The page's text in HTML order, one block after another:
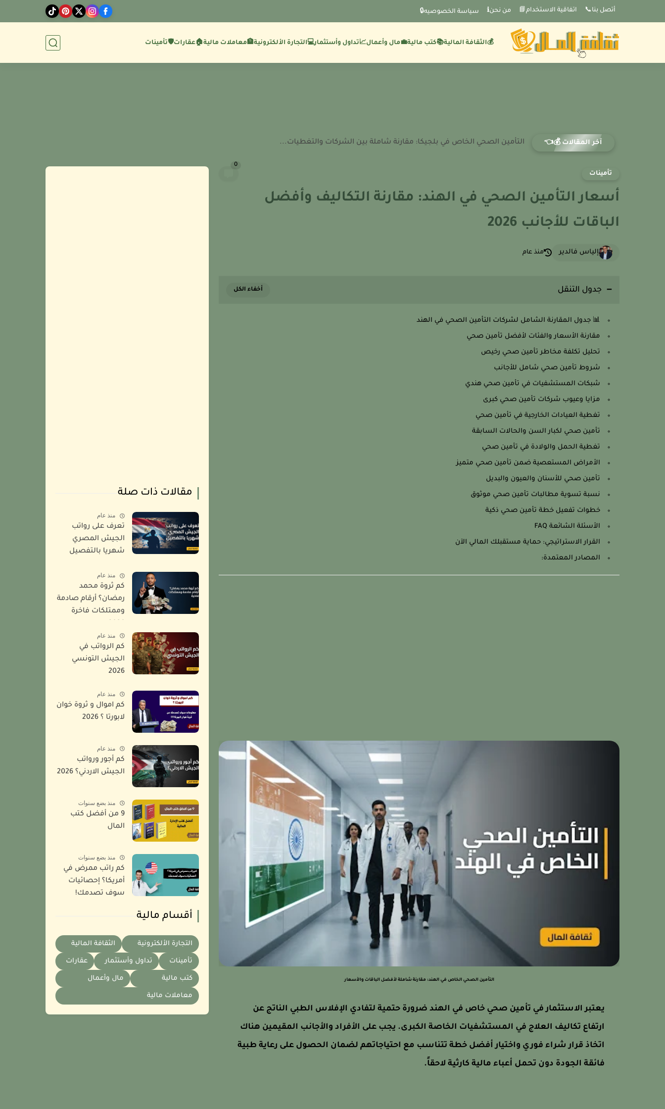
أتصل بنا📞 اتفاقية الاستخدام📘 من نحنℹ️ سياسة الخصوصيه🔒
💰الثقافة المالية📚كتب مالية💼مال وأعمال📈تداول وأستثمار💻التجارة الألكترونية🏦معاملات مالية🏠عقارات🛡️تأمينات
آخر المقالات 💰👈 التأمين الصحي الخاص في بلجيكا: مقارنة شاملة بين الشركات والتغطيات...
تأمينات
0
أسعار التأمين الصحي في الهند: مقارنة التكاليف وأفضل
الباقات للأجانب 2026
إلياس فالدير منذ عام
جدول التنقل
📊 جدول المقارنة الشامل لشركات التأمين الصحي في الهند
مقارنة الأسعار والفئات لأفضل تأمين صحي
تحليل تكلفة مخاطر تأمين صحي رخيص
شروط تأمين صحي شامل للأجانب
شبكات المستشفيات في تأمين صحي هندي
مزايا وعيوب شركات تأمين صحي كبرى
تغطية العيادات الخارجية في تأمين صحي
تأمين صحي لكبار السن والحالات السابقة
تغطية الحمل والولادة في تأمين صحي
الأمراض المستعصية ضمن تأمين صحي متميز
تأمين صحي للأسنان والعيون والبديل
نسبة تسوية مطالبات تأمين صحي موثوق
خطوات تفعيل خطة تأمين صحي ذكية
الأسئلة الشائعة FAQ
القرار الاستراتيجي: حماية مستقبلك المالي الآن
المصادر المعتمدة:
التأمين الصحي الخاص في الهند: مقارنة شاملة لأفضل الباقات والأسعار
يعتبر الاستثمار في تأمين صحي خاص في الهند ضرورة حتمية لتفادي الإفلاس الطبي الناتج عن
ارتفاع تكاليف العلاج في المستشفيات الخاصة الكبرى. يجب على الأفراد والأجانب المقيمين هناك
اتخاذ قرار شراء فوري واختيار أفضل خطة تتناسب مع احتياجاتهم لضمان الحصول على رعاية طبية
فائقة الجودة دون تحمل أعباء مالية كارثية لاحقاً.
مقالات ذات صلة
منذ عام
تعرف على رواتب
الجيش المصري
شهريا بالتفصيل
منذ عام
كم ثروة محمد
رمضان؟ أرقام صادمة
وممتلكات فاخرة
منذ عام
كم الرواتب في
الجيش التونسي
2026
منذ عام
كم اموال و ثروة خوان
لابورتا ؟ 2026
منذ عام
كم أجور ورواتب
الجيش الاردني؟ 2026
منذ بضع سنوات
9 من أفضل كتب
المال
منذ بضع سنوات
كم راتب ممرض في
أمريكا؟ إحصائيات
سوف تصدمك!
أقسام مالية
التجارة الألكترونية الثقافة المالية
تأمينات تداول وأستثمار عقارات
كتب مالية مال وأعمال
معاملات مالية